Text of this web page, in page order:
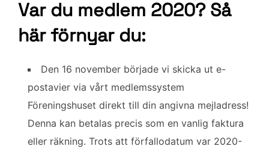
Var du medlem 2020? Så
här förnyar du:
Den 16 november började vi skicka ut e-
postavier via vårt medlemssystem
Föreningshuset direkt till din angivna mejladress!
Denna kan betalas precis som en vanlig faktura
eller räkning. Trots att förfallodatum var 2020-